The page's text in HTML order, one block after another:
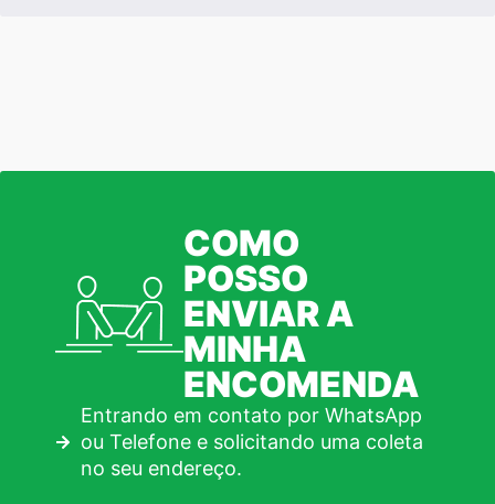
COMO
POSSO
ENVIAR A
MINHA
ENCOMENDA
Entrando em contato por WhatsApp
ou Telefone e solicitando uma coleta
no seu endereço.